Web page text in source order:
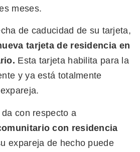
meses.
de caducidad de su tarjeta,
tarjeta de residencia en
Esta tarjeta habilita para la
y ya está totalmente
con respecto a
con residencia
expareja de hecho puede